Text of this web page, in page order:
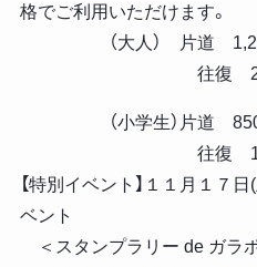
格でご利用いただけます。
（大人） 片道 1,210
往復 2,180円
（小学生）片道 850
往復 1,520円
【特別イベント】１１月１７
ベント
＜スタンプラリー de ガラ